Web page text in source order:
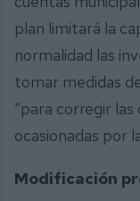
plan limitará la
normalidad las
tomar medidas
“para corregir
ocasionadas por
Modificación